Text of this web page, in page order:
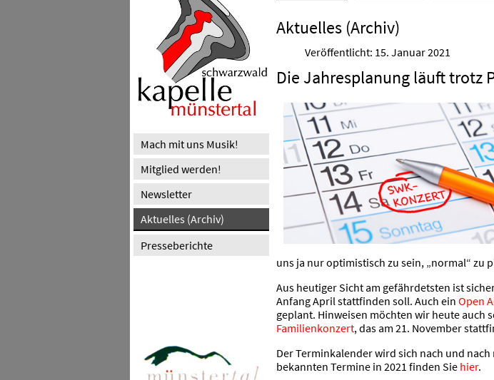
Mach mit uns Musik!
Mitglied werden!
Newsletter
Aktuelles (Archiv)
Presseberichte
Aktuelles (Archiv)
Veröffentlicht: 15. Januar 2021
Die Jahresplanung läuft trotz
uns ja nur optimistisch zu sein, „normal“ zu
Aus heutiger Sicht am gefährdetsten ist
Anfang April stattfinden soll. Auch ein Open
geplant. Hinweisen möchten wir heute auch
Familienkonzert, das am 21. November
Der Terminkalender wird sich nach und
bekannten Termine in 2021 finden Sie hier.